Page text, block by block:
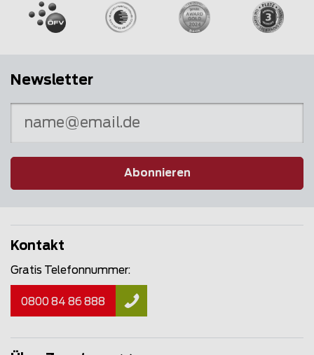
Newsletter
Abonnieren
Kontakt
Gratis Telefonnummer:
0800 84 86 888